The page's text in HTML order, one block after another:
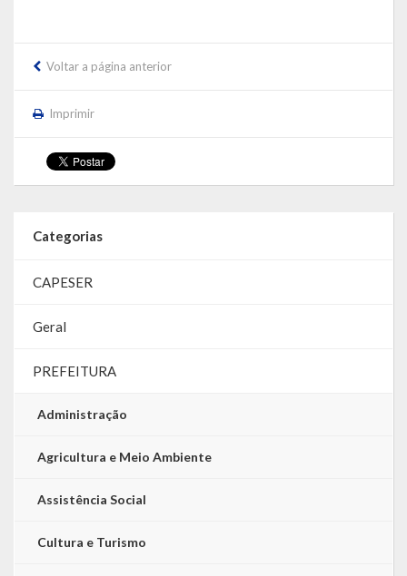
Acesso à Informação
Transparência
Voltar a página anterior
Imprimir
Categorias
CAPESER
Geral
PREFEITURA
Administração
Agricultura e Meio Ambiente
Assistência Social
Cultura e Turismo